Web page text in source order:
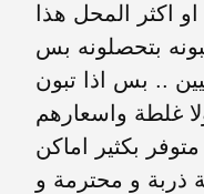
اكثر المحل هذا
بتحصلونه بس
.. بس اذا تبون
غلطة واسعارهم
بكثير اماكن
ذربة و محترمة و